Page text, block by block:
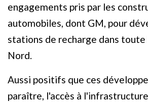
engagements pris par les
automobiles, dont GM, pour
stations de recharge dans toute
Nord.
Aussi positifs que ces
paraître, l'accès à